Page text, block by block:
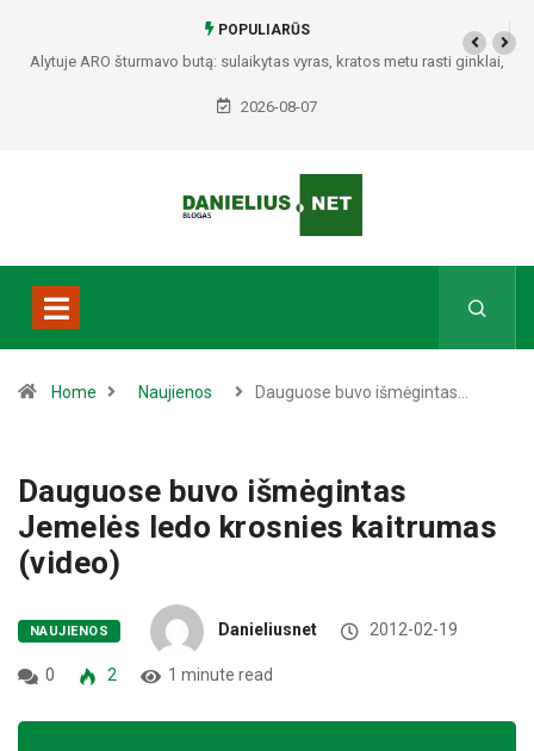
POPULIARŪS
Alytuje ARO šturmavo butą: sulaikytas vyras, kratos metu rasti ginklai,
Seirijuose – įtariami narkotikai BMW automobilyje
2026-08-07
Home Naujienos Dauguose buvo išmėgintas…
Dauguose buvo išmėgintas
Jemelės ledo krosnies kaitrumas
(video)
NAUJIENOS Danieliusnet 2012-02-19
0 2 1 minute read